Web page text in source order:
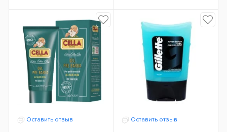
Оставить отзыв Оставить отзыв